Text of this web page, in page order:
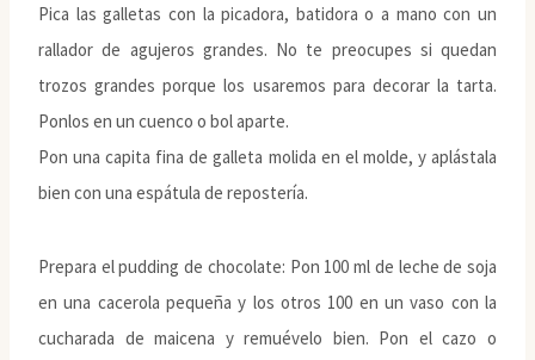
Pica las galletas con la picadora, batidora o a mano con un
rallador de agujeros grandes. No te preocupes si quedan
trozos grandes porque los usaremos para decorar la tarta.
Ponlos en un cuenco o bol aparte.
Pon una capita fina de galleta molida en el molde, y aplástala
bien con una espátula de repostería.
Prepara el pudding de chocolate: Pon 100 ml de leche de soja
en una cacerola pequeña y los otros 100 en un vaso con la
cucharada de maicena y remuévelo bien. Pon el cazo o